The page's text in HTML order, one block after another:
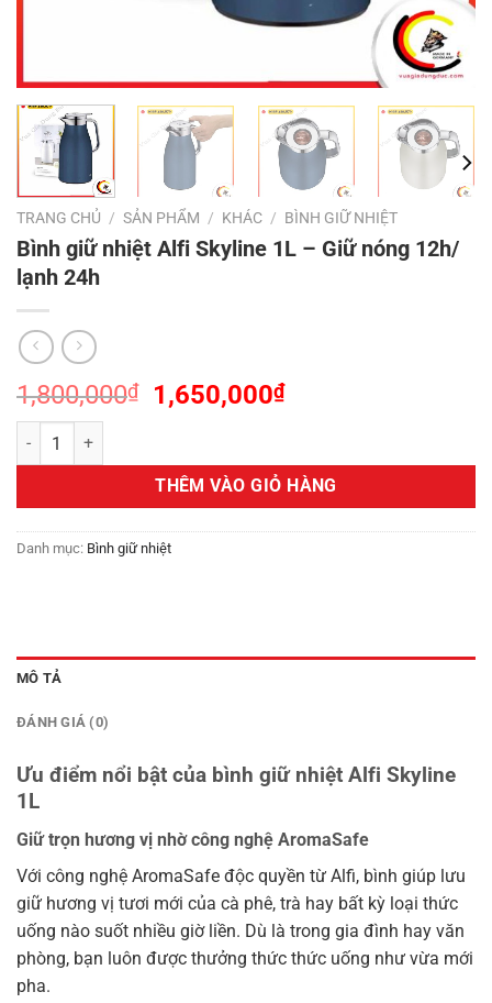
TRANG CHỦ / SẢN PHẨM / KHÁC / BÌNH GIỮ NHIỆT
Bình giữ nhiệt Alfi Skyline 1L – Giữ nóng 12h/
lạnh 24h
1,800,000₫
Giá
1,800,000₫.
1,650,000₫Giá
là:
1,650,000₫.
Bình giữ nhiệt Alfi Skyline 1L – Giữ nóng 12h/ lạnh 24h số lượng
THÊM VÀO GIỎ HÀNG
Danh mục: Bình giữ nhiệt
MÔ TẢ
ĐÁNH GIÁ (0)
Ưu điểm nổi bật của bình giữ nhiệt Alfi Skyline
1L
Giữ trọn hương vị nhờ công nghệ AromaSafe
Với công nghệ AromaSafe độc quyền từ Alfi, bình giúp lưu
giữ hương vị tươi mới của cà phê, trà hay bất kỳ loại thức
uống nào suốt nhiều giờ liền. Dù là trong gia đình hay văn
phòng, bạn luôn được thưởng thức thức uống như vừa mới
pha.